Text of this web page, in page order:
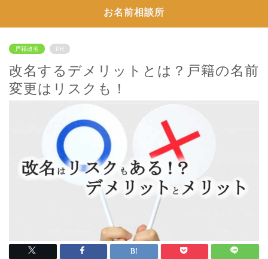
お名前相談所
戸籍改名 PR
改名するデメリットとは？戸籍の名前
変更はリスクも！